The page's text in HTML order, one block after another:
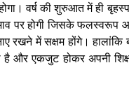
वर्ष की शुरुआत में ही
पर होगी जिसके फलस्वरूप
में सक्षम होंगे। हालांकि
एकजुट होकर अपनी